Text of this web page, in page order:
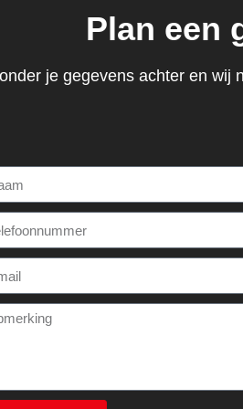
Plan een
je gegevens achter en wij